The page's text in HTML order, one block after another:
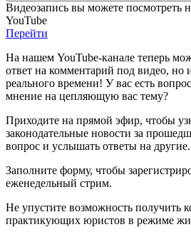
Видеозапись вы можете посмотреть
YouTube
Перейти
На нашем YouTube-канале теперь
ответ на комментарий под видео, но
реального времени! У вас есть
мнение на цепляющую вас тему?
Приходите на прямой эфир, чтобы
законодательные новости за
вопрос и услышать ответы на другие.
Заполните форму, чтобы
еженедельный стрим.
Не упустите возможность получить
практикующих юристов в режиме